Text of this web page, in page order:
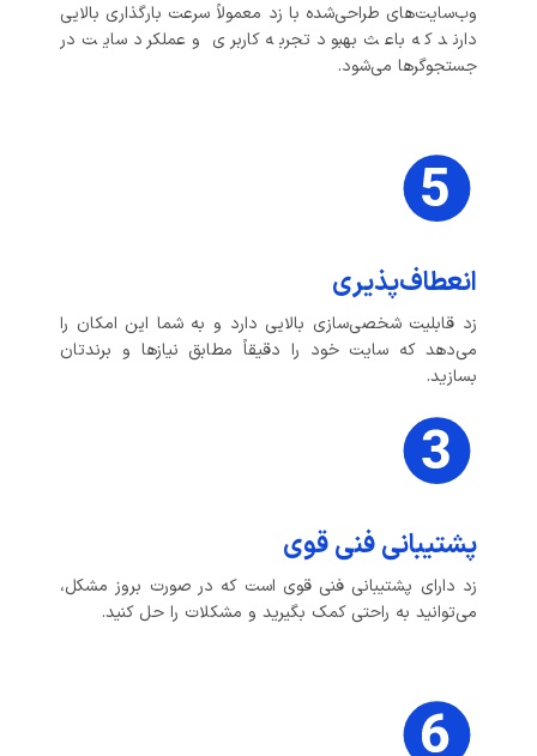
وب‌سایت‌های طراحی‌شده با زد معمولاً سرعت بارگذاری بالایی
دارند که باعث بهبود تجربه کاربری و عملکرد سایت در
جستجوگرها می‌شود.
انعطاف‌پذیری
زد قابلیت شخصی‌سازی بالایی دارد و به شما این امکان را
می‌دهد که سایت خود را دقیقاً مطابق نیازها و برندتان
بسازید.
پشتیبانی فنی قوی
زد دارای پشتیبانی فنی قوی است که در صورت بروز مشکل،
می‌توانید به راحتی کمک بگیرید و مشکلات را حل کنید.